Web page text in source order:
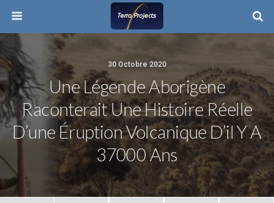
30 Octobre 2020
Une Légende Aborigène
Raconterait Une Histoire Réelle
D’une Éruption Volcanique D’il Y A
37000 Ans